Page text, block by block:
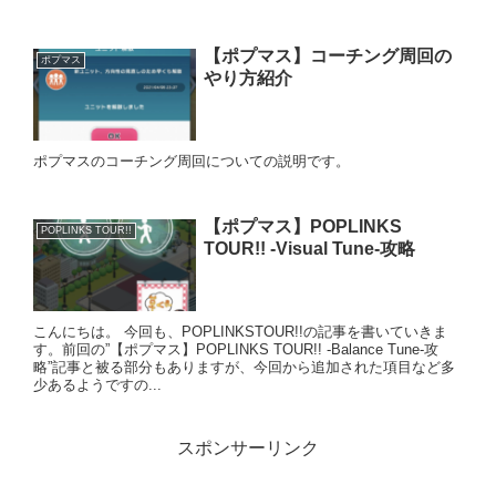
ポプマス
【ポプマス】コーチング周回の
やり方紹介
ポプマスのコーチング周回についての説明です。
POPLINKS TOUR!!
【ポプマス】POPLINKS
TOUR!! -Visual Tune-攻略
こんにちは。 今回も、POPLINKSTOUR!!の記事を書いていきま
す。前回の”【ポプマス】POPLINKS TOUR!! -Balance Tune-攻
略”記事と被る部分もありますが、今回から追加された項目など多
少あるようですの...
スポンサーリンク